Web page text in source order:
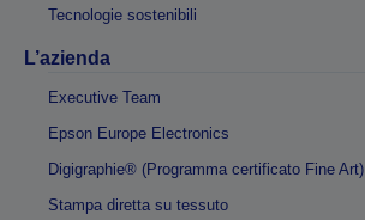
Tecnologie sostenibili
L’azienda
Executive Team
Epson Europe Electronics
Digigraphie® (Programma certificato Fine Art)
Stampa diretta su tessuto